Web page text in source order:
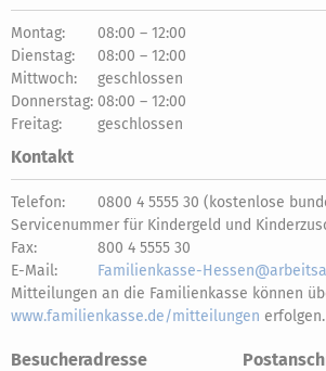
Montag:
08:00 – 12:00
Dienstag:
08:00 – 12:00
Mittwoch:
geschlossen
Donnerstag: 08:00 – 12:00
Freitag:
geschlossen
Kontakt
Telefon:
0800 4 5555 30 (kostenlose
Servicenummer für Kindergeld und
Fax:
800 4 5555 30
E-Mail:
Familienkasse-
Mitteilungen an die Familienkasse können
www.familienkasse.de/mitteilungen erfolgen.
Besucheradresse